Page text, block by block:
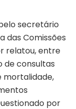
secretário
das Comissões
relatou, entre
de consultas
mortalidade,
por